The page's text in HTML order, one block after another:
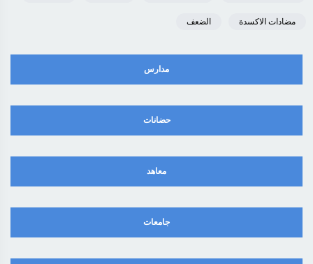
مضادات الاكسدة الضعف
مدارس
حضانات
معاهد
جامعات